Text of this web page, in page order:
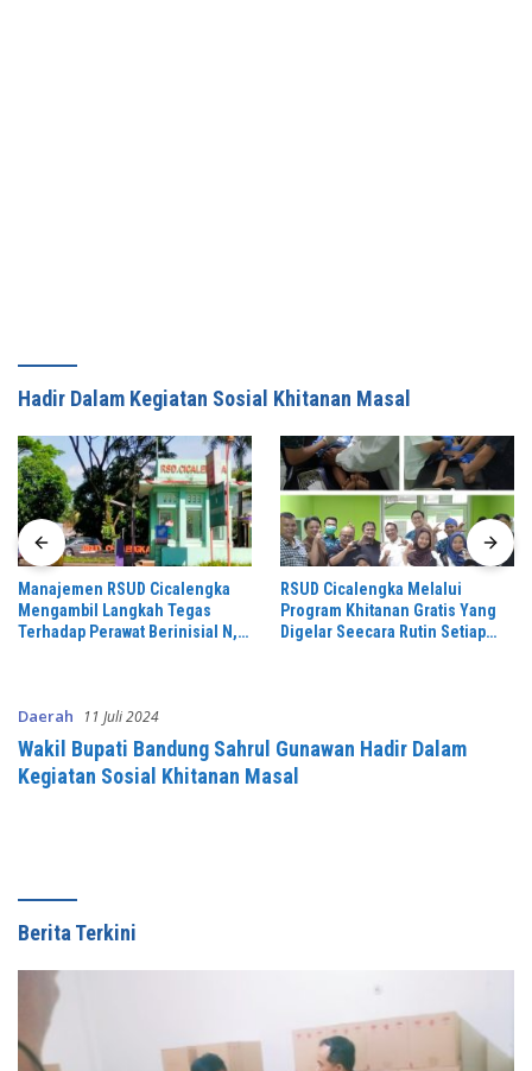
Hadir Dalam Kegiatan Sosial Khitanan Masal
Manajemen RSUD Cicalengka
Mengambil Langkah Tegas
Terhadap Perawat Berinisial N,
RSUD Cicalengka Melalui
Program Khitanan Gratis Yang
Digelar Seecara Rutin Setiap
Daerah 11 Juli 2024
Wakil Bupati Bandung Sahrul Gunawan Hadir Dalam
Kegiatan Sosial Khitanan Masal
Berita Terkini